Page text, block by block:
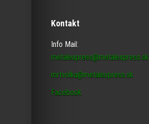
Kontakt
Info Mail:
metalexpress@metalexpress.sk
mrtvolka@metalexpress.sk
Facebook